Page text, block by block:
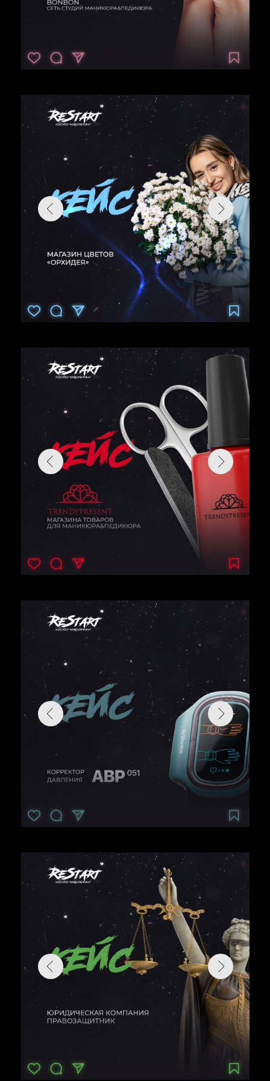
ПОЛУЧИТЬ ПРЕДЛОЖЕНИЕ
В ВАШСАЛОН КРАСОТЫ,
БАРБЕРШОП , СТУДИЮ МАНИКЮРА
просто
заявку и мы
свяжемсяс вами
НАШИ УСЛУГИ
Мы разрабатываем digital продукты,
которые помогут вашему бизнесу